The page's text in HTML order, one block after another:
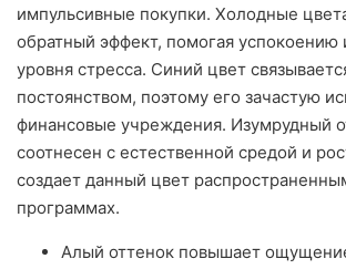
импульсивные покупки. Холодные
обратный эффект, помогая
уровня стресса. Синий цвет
постоянством, поэтому его зачастую
финансовые учреждения. Изумрудный
соотнесен с естественной средой и
создает данный цвет
программах.
Алый оттенок повышает